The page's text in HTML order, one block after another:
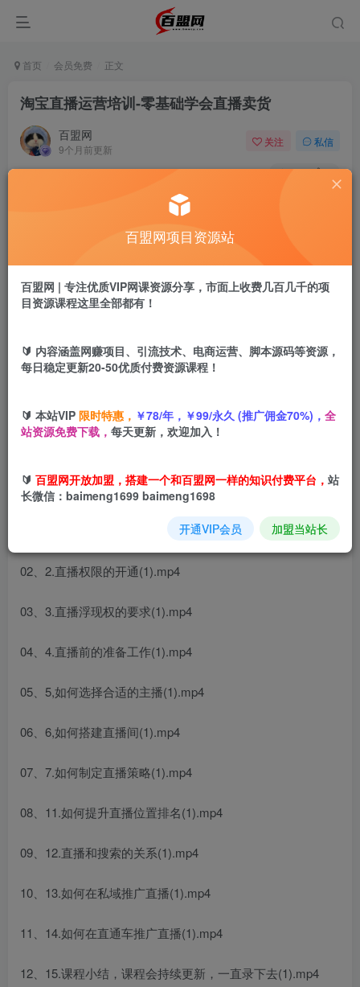
首页 会员免费 正文
淘宝直播运营培训-零基础学会直播卖货
百盟网
9个月前更新
关注 私信
951 0
淘宝直播运营培训-零基础学会直播卖货
此内容为付费阅读，请付费后查看
9.9
年卡会员免费
您当前未登录！建议登陆后购买，可保存购买订单
淘宝直播运营培训-零基础学会直播卖货
课程内容：
01、1.淘宝直播的现状和前景(1).mp4
02、2.直播权限的开通(1).mp4
03、3.直播浮现权的要求(1).mp4
04、4.直播前的准备工作(1).mp4
05、5,如何选择合适的主播(1).mp4
06、6,如何搭建直播间(1).mp4
07、7.如何制定直播策略(1).mp4
08、11.如何提升直播位置排名(1).mp4
09、12.直播和搜索的关系(1).mp4
10、13.如何在私域推广直播(1).mp4
11、14.如何在直通车推广直播(1).mp4
12、15.课程小结，课程会持续更新，一直录下去(1).mp4
百盟网项目资源站
百盟网 | 专注优质VIP网课资源分享，市面上收费几百几千的项
目资源课程这里全部都有！
🔰 内容涵盖网赚项目、引流技术、电商运营、脚本源码等资源，
每日稳定更新20-50优质付费资源课程！
🔰 本站VIP 限时特惠， ￥78/年，￥99/永久 (推广佣金70%)， 全
站资源免费下载， 每天更新，欢迎加入！
🔰 百盟网开放加盟，搭建一个和百盟网一样的知识付费平台， 站
长微信：baimeng1699 baimeng1698
开通VIP会员 加盟当站长